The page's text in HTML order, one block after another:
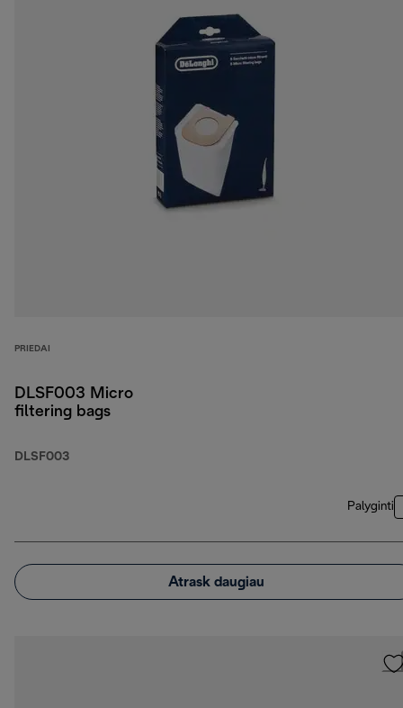
PRIEDAI
DLSF003 Micro
filtering bags
DLSF003
Palyginti
Atrask daugiau